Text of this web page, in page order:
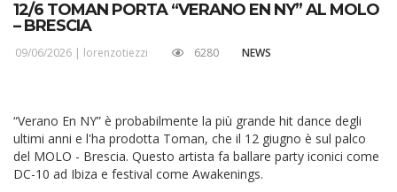
12/6 TOMAN PORTA “VERANO EN NY” AL MOLO
– BRESCIA
09/06/2026 | lorenzotiezzi 6280 NEWS
“Verano En NY” è probabilmente la più grande hit dance degli
ultimi anni e l'ha prodotta Toman, che il 12 giugno è sul palco
del MOLO - Brescia. Questo artista fa ballare party iconici come
DC-10 ad Ibiza e festival come Awakenings.